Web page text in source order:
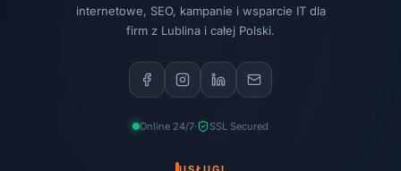
internetowe, SEO, kampanie i wsparcie IT dla
firm z Lublina i całej Polski.
Online 24/7· SSL Secured